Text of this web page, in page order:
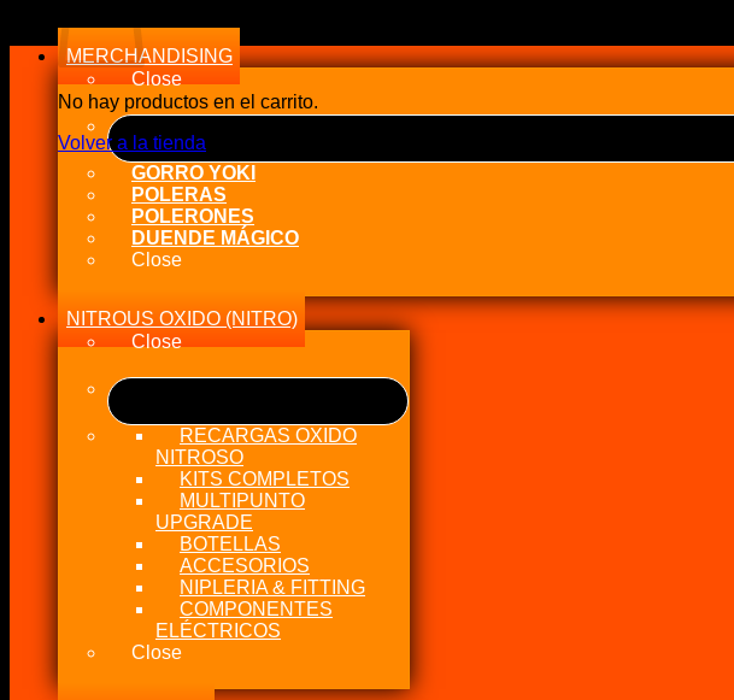
No hay productos en el carrito.
Volver a la tienda
MERCHANDISING
Close
GORRO YOKI
POLERAS
POLERONES
DUENDE MÁGICO
Close
NITROUS OXIDO (NITRO)
Close
RECARGAS OXIDO
NITROSO
KITS COMPLETOS
MULTIPUNTO
UPGRADE
BOTELLAS
ACCESORIOS
NIPLERIA & FITTING
COMPONENTES
ELÉCTRICOS
Close